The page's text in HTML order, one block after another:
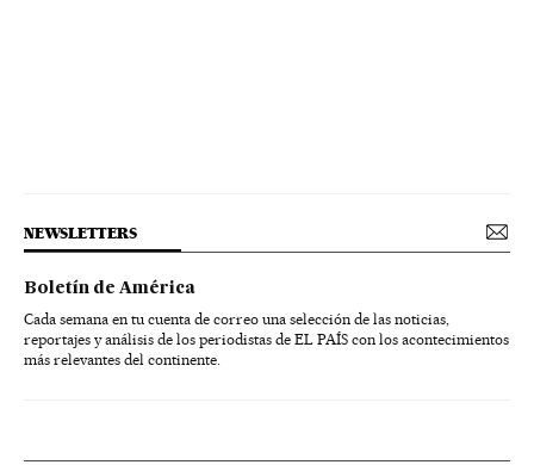
NEWSLETTERS
Boletín de América
Cada semana en tu cuenta de correo una selección de las noticias,
reportajes y análisis de los periodistas de EL PAÍS con los acontecimientos
más relevantes del continente.